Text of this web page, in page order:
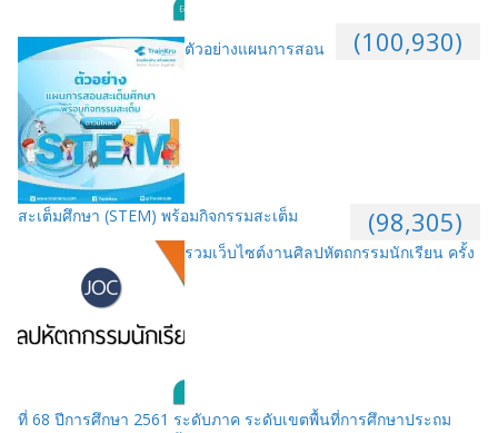
(100,930)
ตัวอย่างแผนการสอน
สะเต็มศึกษา (STEM) พร้อมกิจกรรมสะเต็ม (98,305)
รวมเว็บไซต์งานศิลปหัตถกรรมนักเรียน ครั้ง
ที่ 68 ปีการศึกษา 2561 ระดับภาค ระดับเขตพื้นที่การศึกษาประถม